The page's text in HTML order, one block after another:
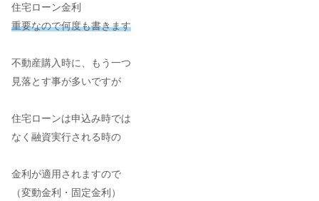
住宅ローン金利
重要なので何度も書きます
不動産購入時に、もう一つ
見落とす事が多いですが
住宅ローンは申込み時では
なく融資実行される時の
金利が適用されますので
（変動金利・固定金利）